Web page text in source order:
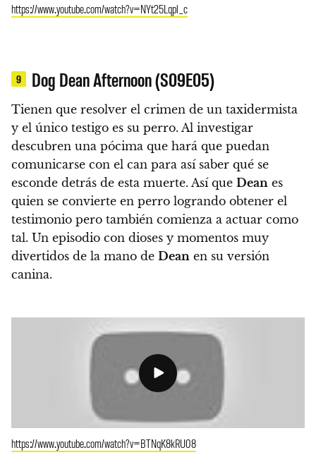
https://www.youtube.com/watch?v=NYt25Lqpl_c
9 Dog Dean Afternoon (S09E05)
Tienen que resolver el crimen de un taxidermista
y el único testigo es su perro. Al investigar
descubren una pócima que hará que puedan
comunicarse con el can para así saber qué se
esconde detrás de esta muerte. Así que Dean es
quien se convierte en perro logrando obtener el
testimonio pero también comienza a actuar como
tal. Un episodio con dioses y momentos muy
divertidos de la mano de Dean en su versión
canina.
https://www.youtube.com/watch?v=BTNqK8kRU08